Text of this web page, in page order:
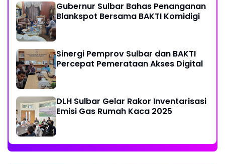
Gubernur Sulbar Bahas Penanganan
Blankspot Bersama BAKTI Komidigi
Sinergi Pemprov Sulbar dan BAKTI
Percepat Pemerataan Akses Digital
DLH Sulbar Gelar Rakor Inventarisasi
Emisi Gas Rumah Kaca 2025